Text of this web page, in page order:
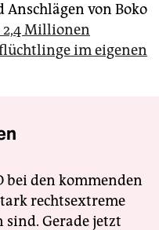
von Boko
2,4 Millionen
im eigenen
bei den kommenden
rechtsextreme
Gerade jetzt